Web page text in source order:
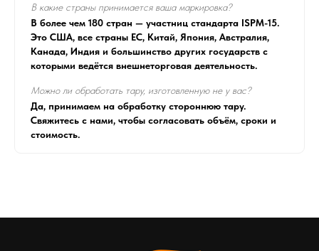
В какие страны принимается ваша маркировка?
В более чем 180 стран — участниц стандарта ISPM-15.
Это США, все страны ЕС, Китай, Япония, Австралия,
Канада, Индия и большинство других государств с
которыми ведётся внешнеторговая деятельность.
Можно ли обработать тару, изготовленную не у вас?
Да, принимаем на обработку стороннюю тару.
Свяжитесь с нами, чтобы согласовать объём, сроки и
стоимость.